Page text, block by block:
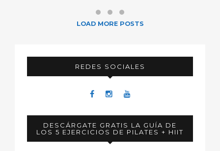
LOAD MORE POSTS
REDES SOCIALES
DESCÁRGATE GRATIS LA GUÍA DE
LOS 5 EJERCICIOS DE PILATES + HIIT